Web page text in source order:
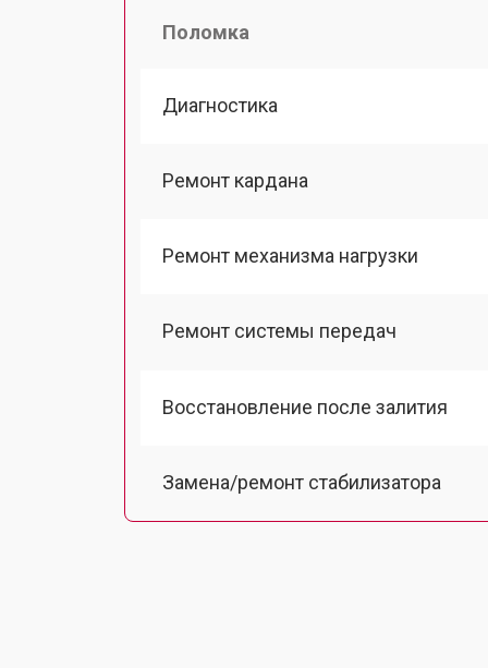
Поломка
Диагностика
Ремонт кардана
Ремонт механизма нагрузки
Ремонт системы передач
Восстановление после залития
Замена/ремонт стабилизатора